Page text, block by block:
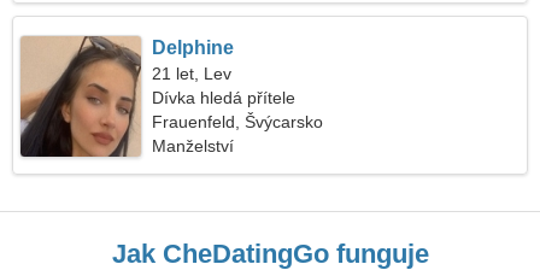
Delphine
21 let, Lev
Dívka hledá přítele
Frauenfeld, Švýcarsko
Manželství
Jak CheDatingGo funguje